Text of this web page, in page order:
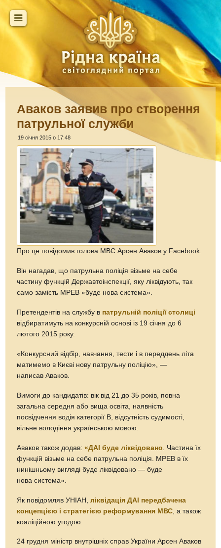
Аваков заявив про створення
патрульної служби
19 січня 2015 о 17:48
Про це повідомив голова МВС Арсен Аваков у Facebook.
Він нагадав, що патрульна поліція візьме на себе
частину функцій Державтоінспекції, яку ліквідують, так
само замість МРЕВ «буде нова система».
Претендентів на службу в патрульній поліції столиці
відбиратимуть на конкурсній основі із 19 січня до 6
лютого 2015 року.
«Конкурсний відбір, навчання, тести і в переддень літа
матимемо в Києві нову патрульну поліцію», —
написав Аваков.
Вимоги до кандидатів: вік від 21 до 35 років, повна
загальна середня або вища освіта, наявність
посвідчення водія категорії В, відсутність судимості,
вільне володіння українською мовою.
Аваков також додав:«ДАІ буде ліквідовано . Частина їх
функцій візьме на себе патрульна поліція. МРЕВ в їх
нинішньому вигляді буде ліквідовано — буде
нова система».
Як повідомляв УНІАН,ліквідація ДАІ передбачена
концепцією і стратегією реформування МВС , а також
коаліційною угодою.
24 грудня міністр внутрішніх справ України Арсен Аваков